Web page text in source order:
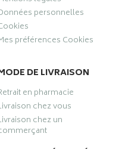
personnelles
préférences Cookies
DE LIVRAISON
en pharmacie
chez vous
chez un